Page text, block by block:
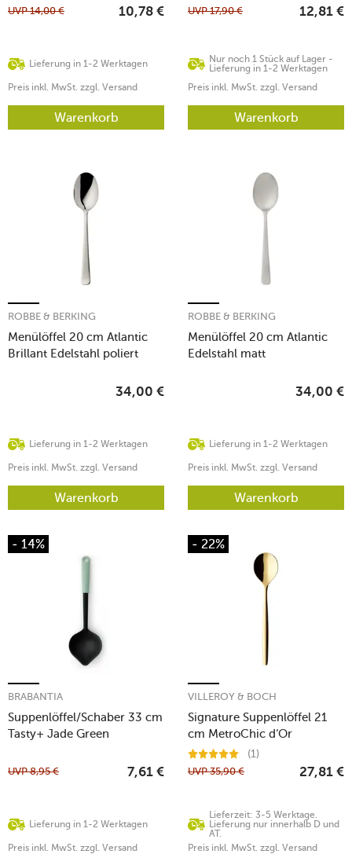
Lieferung in 1-2 Werktagen
UVP14,00 € 10,78 €
Preis inkl. MwSt. zzgl. Versand
Warenkorb
Nur noch 1 Stück auf Lager -
Lieferung in 1-2 Werktagen
UVP17,90 € 12,81 €
Preis inkl. MwSt. zzgl. Versand
Warenkorb
Menülöffel 20 cm Atlantic
Brillant Edelstahl poliert
ROBBE & BERKING
Lieferung in 1-2 Werktagen
34,00 €
Preis inkl. MwSt. zzgl. Versand
Warenkorb
Menülöffel 20 cm Atlantic
Edelstahl matt
ROBBE & BERKING
Lieferung in 1-2 Werktagen
34,00 €
Preis inkl. MwSt. zzgl. Versand
Warenkorb
- 14%
Suppenlöffel/Schaber 33 cm
Tasty+ Jade Green
BRABANTIA
Lieferung in 1-2 Werktagen
UVP8,95 € 7,61 €
Preis inkl. MwSt. zzgl. Versand
- 22%
Signature Suppenlöffel 21
cm MetroChic d‘Or
VILLEROY & BOCH
(1)
Lieferzeit: 3-5 Werktage.
Lieferung nur innerhalb D und
AT.
UVP35,90 € 27,81 €
Preis inkl. MwSt. zzgl. Versand